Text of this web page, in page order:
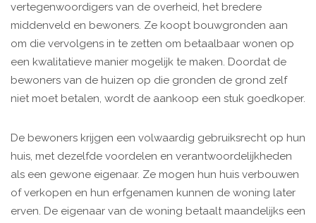
vertegenwoordigers van de overheid, het bredere
middenveld en bewoners. Ze koopt bouwgronden aan
om die vervolgens in te zetten om betaalbaar wonen op
een kwalitatieve manier mogelijk te maken. Doordat de
bewoners van de huizen op die gronden de grond zelf
niet moet betalen, wordt de aankoop een stuk goedkoper.
De bewoners krijgen een volwaardig gebruiksrecht op hun
huis, met dezelfde voordelen en verantwoordelijkheden
als een gewone eigenaar. Ze mogen hun huis verbouwen
of verkopen en hun erfgenamen kunnen de woning later
erven. De eigenaar van de woning betaalt maandelijks een